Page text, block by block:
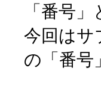
「番号
今回はサ
の「番号